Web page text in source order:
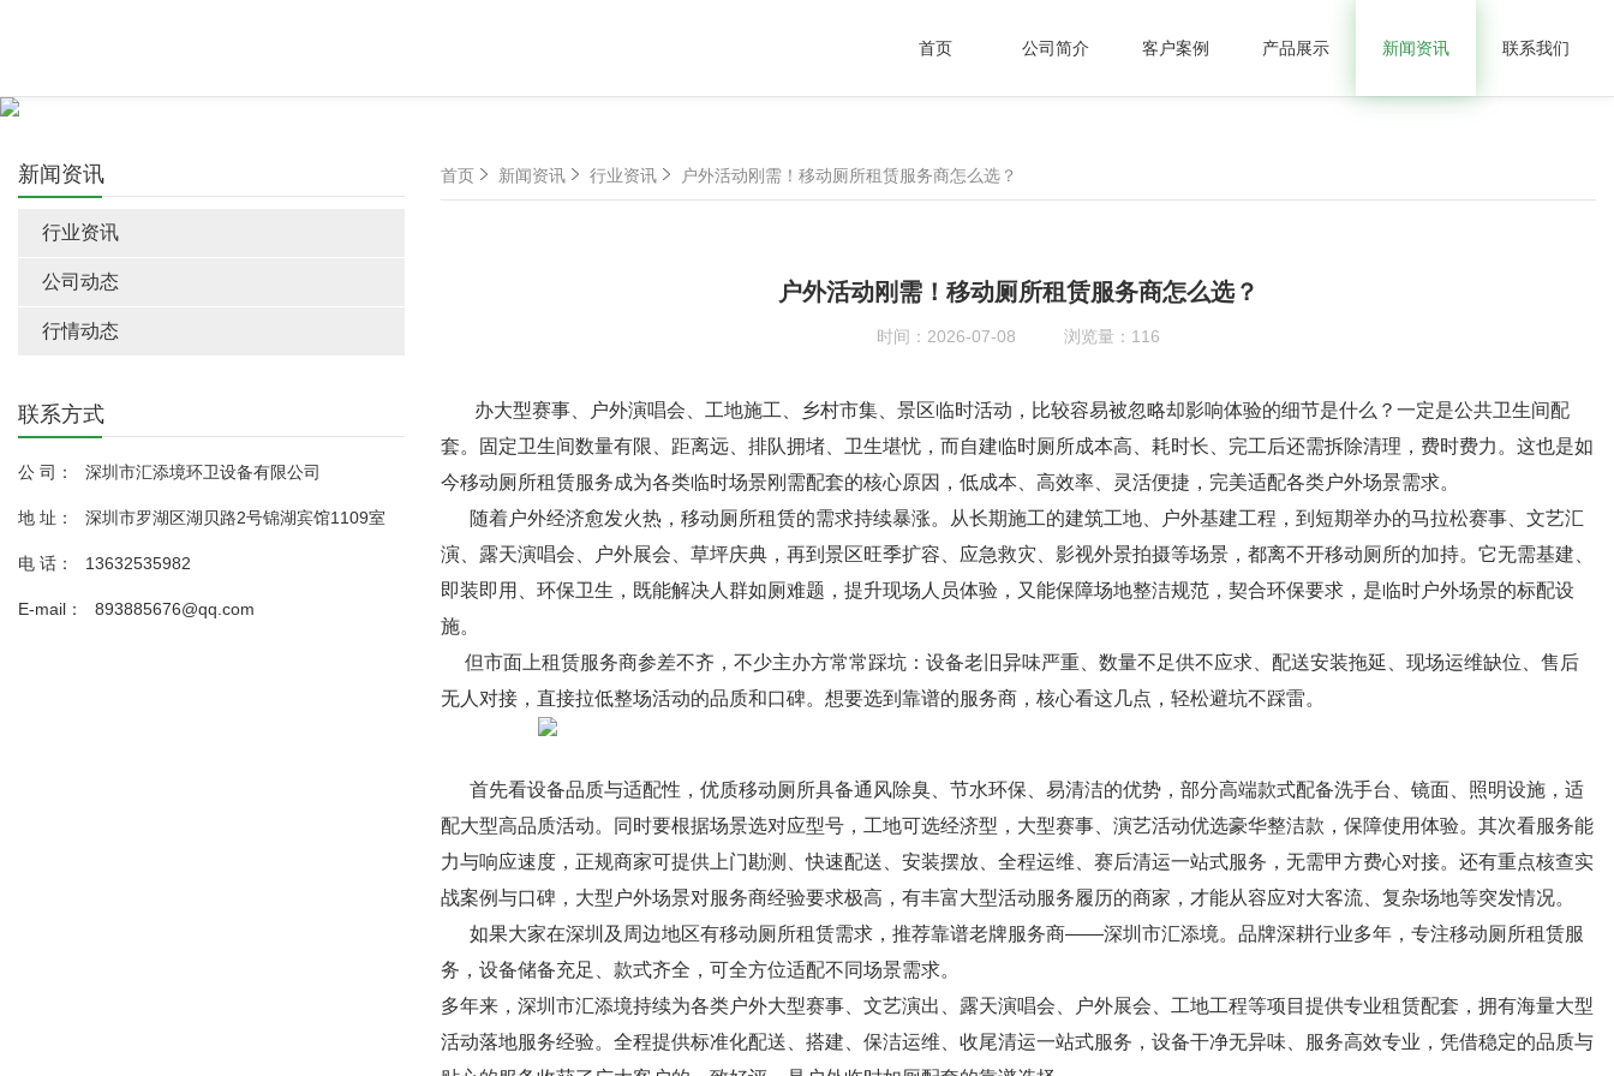
首页 公司简介 客户案例 产品展示 新闻资讯 联系我们
新闻资讯
行业资讯
公司动态
行情动态
联系方式
公 司： 深圳市汇添境环卫设备有限公司
地 址： 深圳市罗湖区湖贝路2号锦湖宾馆1109室
电 话： 13632535982
E-mail： 893885676@qq.com
首页 新闻资讯 行业资讯 户外活动刚需！移动厕所租赁服务商怎么选？
户外活动刚需！移动厕所租赁服务商怎么选？
时间： 2026-07-08 浏览量： 116
办大型赛事、户外演唱会、工地施工、乡村市集、景区临时活动，比较容易被忽略却影响体验的细节是什么？一定是公共卫生间配
套。固定卫生间数量有限、距离远、排队拥堵、卫生堪忧，而自建临时厕所成本高、耗时长、完工后还需拆除清理，费时费力。这也是如
今移动厕所租赁服务成为各类临时场景刚需配套的核心原因，低成本、高效率、灵活便捷，完美适配各类户外场景需求。
随着户外经济愈发火热，移动厕所租赁的需求持续暴涨。从长期施工的建筑工地、户外基建工程，到短期举办的马拉松赛事、文艺汇
演、露天演唱会、户外展会、草坪庆典，再到景区旺季扩容、应急救灾、影视外景拍摄等场景，都离不开移动厕所的加持。它无需基建、
即装即用、环保卫生，既能解决人群如厕难题，提升现场人员体验，又能保障场地整洁规范，契合环保要求，是临时户外场景的标配设
施。
但市面上租赁服务商参差不齐，不少主办方常常踩坑：设备老旧异味严重、数量不足供不应求、配送安装拖延、现场运维缺位、售后
无人对接，直接拉低整场活动的品质和口碑。想要选到靠谱的服务商，核心看这几点，轻松避坑不踩雷。
首先看设备品质与适配性，优质移动厕所具备通风除臭、节水环保、易清洁的优势，部分高端款式配备洗手台、镜面、照明设施，适
配大型高品质活动。同时要根据场景选对应型号，工地可选经济型，大型赛事、演艺活动优选豪华整洁款，保障使用体验。其次看服务能
力与响应速度，正规商家可提供上门勘测、快速配送、安装摆放、全程运维、赛后清运一站式服务，无需甲方费心对接。还有重点核查实
战案例与口碑，大型户外场景对服务商经验要求极高，有丰富大型活动服务履历的商家，才能从容应对大客流、复杂场地等突发情况。
如果大家在深圳及周边地区有移动厕所租赁需求，推荐靠谱老牌服务商——深圳市汇添境。品牌深耕行业多年，专注移动厕所租赁服
务，设备储备充足、款式齐全，可全方位适配不同场景需求。
多年来，深圳市汇添境持续为各类户外大型赛事、文艺演出、露天演唱会、户外展会、工地工程等项目提供专业租赁配套，拥有海量大型
活动落地服务经验。全程提供标准化配送、搭建、保洁运维、收尾清运一站式服务，设备干净无异味、服务高效专业，凭借稳定的品质与